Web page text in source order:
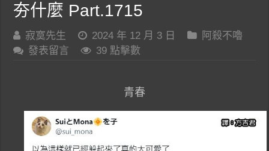
夯什麼 Part.1715
寂寞先生 2024 年 12 月 3 日
阿殺不嚕
發表留言
39 點擊數
青春